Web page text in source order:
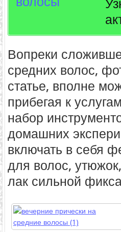
Вопреки
средних волос,
статье, вполне
прибегая к
набор
домашних
включать в себя
для волос,
лак сильной